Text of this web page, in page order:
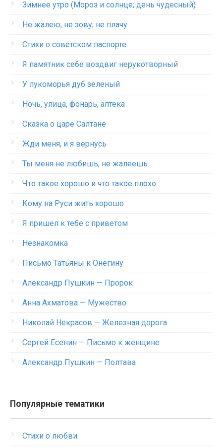
Зимнее утро (Мороз и солнце; день чудесный)
Не жалею, не зову, не плачу
Стихи о советском паспорте
Я памятник себе воздвиг нерукотворный
У лукоморья дуб зеленый
Ночь, улица, фонарь, аптека
Сказка о царе Салтане
Жди меня, и я вернусь
Ты меня не любишь, не жалеешь
Что такое хорошо и что такое плохо
Кому на Руси жить хорошо
Я пришел к тебе с приветом
Незнакомка
Письмо Татьяны к Онегину
Александр Пушкин — Пророк
Анна Ахматова — Мужество
Николай Некрасов — Железная дорога
Сергей Есенин — Письмо к женщине
Александр Пушкин — Полтава
Популярные тематики
Стихи о любви